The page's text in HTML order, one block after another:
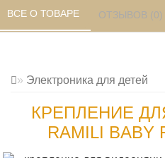
Электроника для детей
КРЕПЛЕНИЕ
RAMILI BABY
ВСЕ О ТОВАРЕ ОТЗЫВОВ (0)